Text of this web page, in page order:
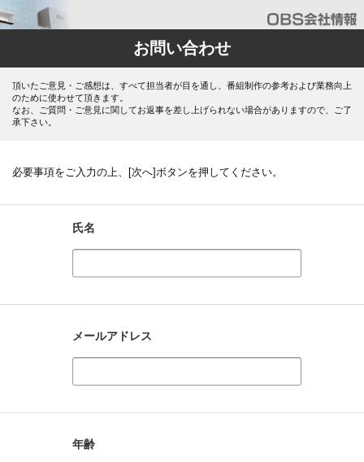
お問い合わせ
頂いたご意見・ご感想は、すべて担当者が目を通し、番組制作の参考および業務向上
のために使わせて頂きます。
なお、ご質問・ご意見に関してお返事を差し上げられない場合がありますので、ご了
承下さい。
必要事項をご入力の上、[次へ]ボタンを押してください。
氏名
メールアドレス
年齢